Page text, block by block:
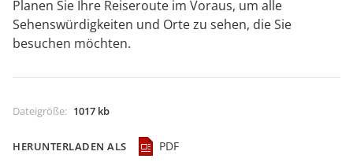
Planen Sie Ihre Reiseroute im Voraus, um alle
Sehenswürdigkeiten und Orte zu sehen, die Sie
besuchen möchten.
Dateigröße: 1017 kb
HERUNTERLADEN ALS PDF